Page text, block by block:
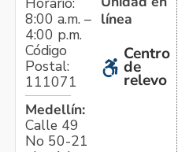
8:00 a.m. –
4:00 p.m.
Código
Postal:
111071
Medellín:
Calle 49
No 50-21
línea
Centro
de
relevo